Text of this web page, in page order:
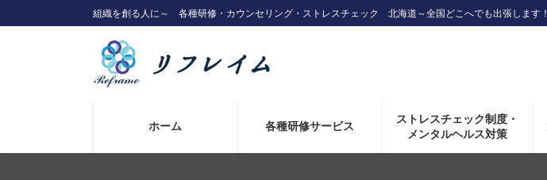
ン
プ
ビ
動
組織を創る人に～ 各種研修・カウンセリング・ストレスチェック 北海道～全国どこへでも出張します！
ホーム 各種研修サービス
ストレスチェック制度・
メンタルヘルス対策